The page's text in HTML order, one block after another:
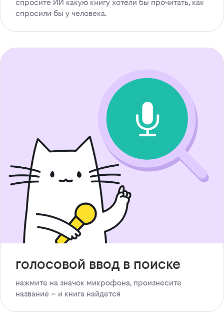
спросите ИИ какую книгу хотели бы прочитать, как
спросили бы у человека.
голосовой ввод в поиске
нажмите на значок микрофона, произнесите
название – и книга найдется